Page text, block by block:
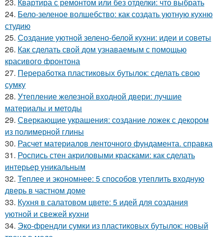
23. Квартира с ремонтом или без отделки: что выбрать
24. Бело-зеленое волшебство: как создать уютную кухню
студию
25. Создание уютной зелено-белой кухни: идеи и советы
26. Как сделать свой дом узнаваемым с помощью
красивого фронтона
27. Переработка пластиковых бутылок: сделать свою
сумку
28. Утепление железной входной двери: лучшие
материалы и методы
29. Сверкающие украшения: создание ложек с декором
из полимерной глины
30. Расчет материалов ленточного фундамента. справка
31. Роспись стен акриловыми красками: как сделать
интерьер уникальным
32. Теплее и экономнее: 5 способов утеплить входную
дверь в частном доме
33. Кухня в салатовом цвете: 5 идей для создания
уютной и свежей кухни
34. Эко-френдли сумки из пластиковых бутылок: новый